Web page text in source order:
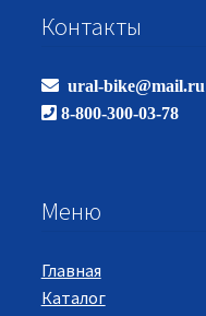
Контакты
ural-bike@mail.ru
8-800-300-03-78
Меню
Главная
Каталог